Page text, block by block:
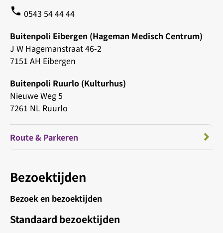
phone 0543 54 44 44
Buitenpoli Eibergen (Hageman Medisch Centrum)
J W Hagemanstraat 46-2
7151 AH Eibergen
Buitenpoli Ruurlo (Kulturhus)
Nieuwe Weg 5
7261 NL Ruurlo
Route & Parkeren
Bezoektijden
Bezoek en bezoektijden
Standaard bezoektijden